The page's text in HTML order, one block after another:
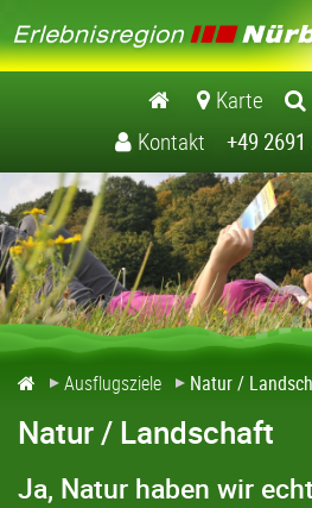
Schlösser / Burgen
Museen
Kirchen / Klöster
Natur / Landschaft
Freizeiteinrichtungen
Freizeitführer Erlebnisregion
Karte
Kontakt
+49
Ausflugsziele Natur /
Natur / Landschaft
Ja, Natur haben wir